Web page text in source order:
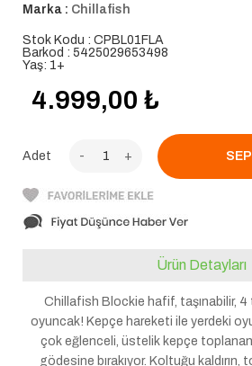
Marka : Chillafish
Stok Kodu : CPBL01FLA
Barkod : 5425029653498
Yaş: 1+
4.999,00 ₺
Adet +
-
Ürün Detayları
Chillafish Blockie hafif, taşınabilir, 4
oyuncak! Kepçe hareketi ile yerdeki
çok eğlenceli, üstelik kepçe
gödesine bırakıyor. Koltuğu kaldırın,